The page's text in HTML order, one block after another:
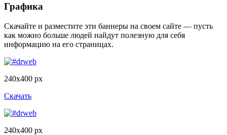
Графика
Скачайте и разместите эти баннеры на своем сайте — пусть
как можно больше людей найдут полезную для себя
информацию на его страницах.
240x400 px
Скачать
240x400 px